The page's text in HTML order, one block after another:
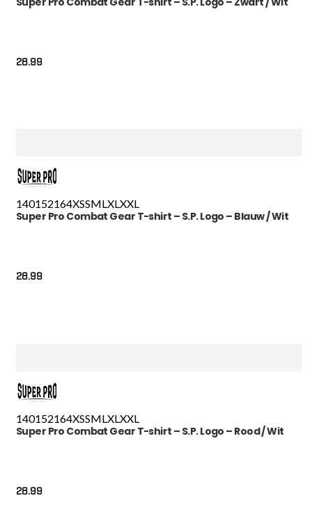
28.99
140152164XSSMLXLXXL
Super Pro Combat Gear T-shirt – S.P. Logo – Blauw / Wit
28.99
140152164XSSMLXLXXL
Super Pro Combat Gear T-shirt – S.P. Logo – Rood / Wit
28.99